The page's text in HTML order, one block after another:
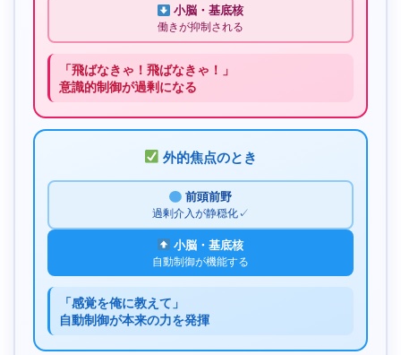
小脳・基底核
働きが抑制される
「飛ばなきゃ！飛ばなきゃ！」
意識的制御が過剰になる
外的焦点のとき
前頭前野
過剰介入が静穏化✓
小脳・基底核
自動制御が機能する
「感覚を俺に教えて」
自動制御が本来の力を発揮